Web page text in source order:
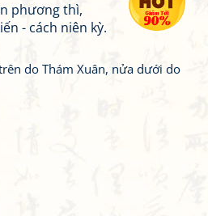
phương thì,
- cách niên kỳ.
do Thám Xuân, nửa dưới do